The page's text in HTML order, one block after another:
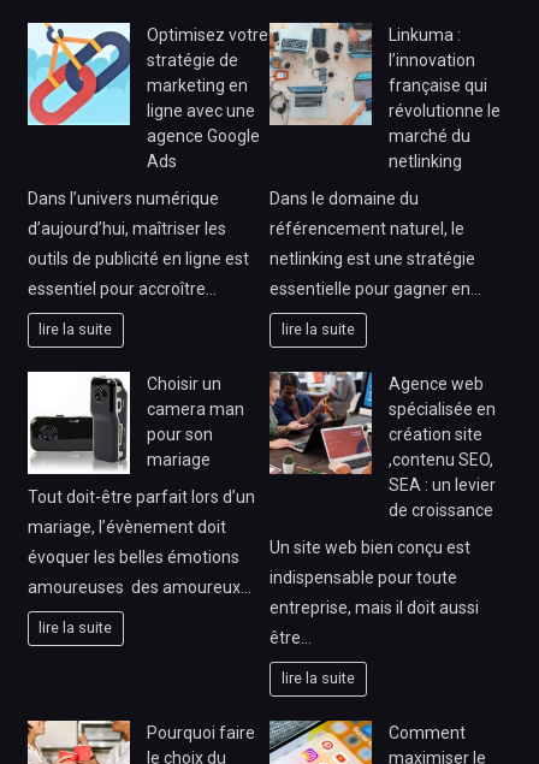
Optimisez votre
stratégie de
marketing en
ligne avec une
agence Google
Ads
Dans l’univers numérique
d’aujourd’hui, maîtriser les
outils de publicité en ligne est
essentiel pour accroître…
lire la suite
Linkuma :
l’innovation
française qui
révolutionne le
marché du
netlinking
Dans le domaine du
référencement naturel, le
netlinking est une stratégie
essentielle pour gagner en…
lire la suite
Choisir un
camera man
pour son
mariage
Tout doit-être parfait lors d’un
mariage, l’évènement doit
évoquer les belles émotions
amoureuses des amoureux…
lire la suite
Agence web
spécialisée en
création site
,contenu SEO,
SEA : un levier
de croissance
Un site web bien conçu est
indispensable pour toute
entreprise, mais il doit aussi
être…
lire la suite
Pourquoi faire
le choix du
Comment
maximiser le